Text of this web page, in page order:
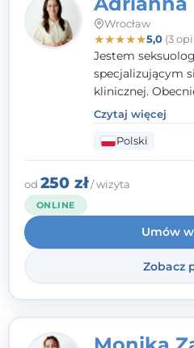
Wrocław
★★★★★5,0(3
Jestem
specjalizującym
klinicznej.
szkolenia na
systemowego.
nadzwyczajnego Wielkopolskiego
Towarzystwa
należę do
pierwszym
atmosfery
relacjach z
również
zasobach.
Czytaj więcej
Polski
od 250 zł/ wizyta
ONLINE
Umów
Zobacz